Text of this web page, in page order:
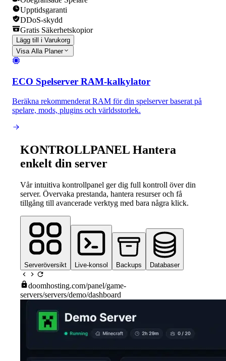
Upptidsgaranti
DDoS-skydd
Gratis Säkerhetskopior
Lägg till i Varukorg
Visa Alla Planer
ECO Spelserver RAM-kalkylator
Beräkna rekommenderat RAM för din spelserver baserat på
spelare, mods, plugins och världsstorlek.
KONTROLLPANEL Hantera
enkelt din server
Vår intuitiva kontrollpanel ger dig full kontroll över din
server. Övervaka prestanda, hantera resurser och få
tillgång till avancerade verktyg med bara några klick.
Serveröversikt Live-konsol Backups Databaser
doomhosting.com/panel/game-
servers/servers/demo/dashboard